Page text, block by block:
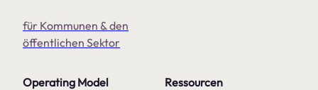
für Kommunen & den
öffentlichen Sektor
Operating Model Ressourcen